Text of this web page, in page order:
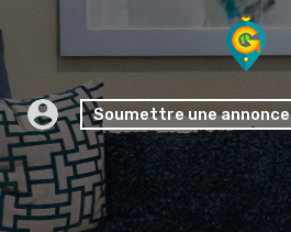
Soumettre une annonce